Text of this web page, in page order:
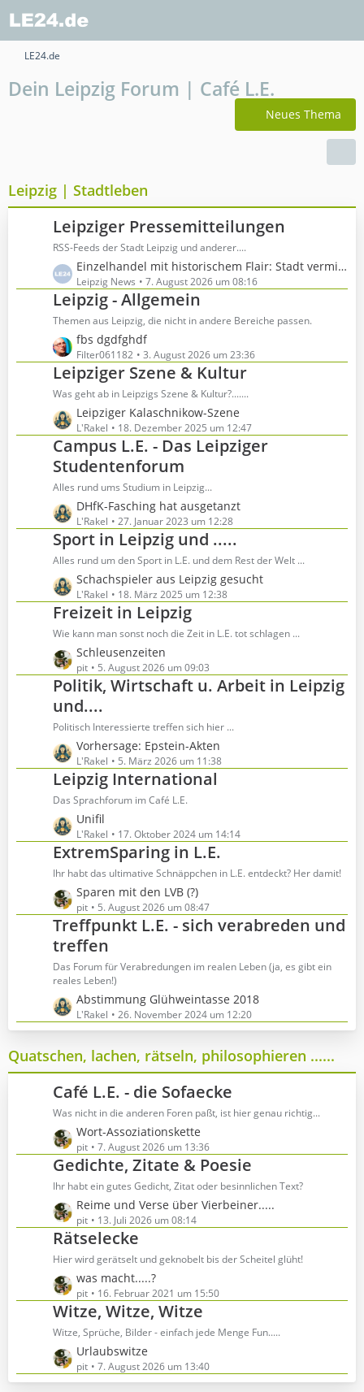
LE24.de
Dein Leipzig Forum | Café L.E.
Neues Thema
Leipzig | Stadtleben
Leipziger Pressemitteilungen
RSS-Feeds der Stadt Leipzig und anderer....
L
e
t
z
e
B
e
i
t
r
ä
g
e
Einzelhandel mit historischem Flair: Stadt vermietet zwei Ladengeschäfte im Alten Rathaus
Leipzig News 7. August 2026 um 08:16
Leipzig - Allgemein
Themen aus Leipzig, die nicht in andere Bereiche passen.
L
e
t
z
e
B
e
i
t
r
ä
g
e
fbs dgdfghdf
Filter061182 3. August 2026 um 23:36
Leipziger Szene & Kultur
Was geht ab in Leipzigs Szene & Kultur?.......
L
e
t
z
t
e
B
e
i
t
r
ä
g
e
Leipziger Kalaschnikow-Szene
L'Rakel 18. Dezember 2025 um 12:47
Campus L.E. - Das Leipziger
Studentenforum
Alles rund ums Studium in Leipzig...
L
e
t
z
e
B
e
i
t
r
ä
g
e
DHfK-Fasching hat ausgetanzt
L'Rakel 27. Januar 2023 um 12:28
Sport in Leipzig und .....
Alles rund um den Sport in L.E. und dem Rest der Welt ...
L
e
t
z
e
B
e
i
t
r
ä
g
e
Schachspieler aus Leipzig gesucht
L'Rakel 18. März 2025 um 12:38
Freizeit in Leipzig
Wie kann man sonst noch die Zeit in L.E. tot schlagen ...
L
e
t
z
t
e
B
e
i
t
r
ä
g
e
Schleusenzeiten
pit 5. August 2026 um 09:03
Politik, Wirtschaft u. Arbeit in Leipzig
und....
Politisch Interessierte treffen sich hier ...
L
e
t
z
e
B
e
i
t
r
ä
g
e
Vorhersage: Epstein-Akten
L'Rakel 5. März 2026 um 11:38
Leipzig International
Das Sprachforum im Café L.E.
L
e
t
z
e
B
e
i
t
r
ä
g
e
Unifil
L'Rakel 17. Oktober 2024 um 14:14
ExtremSparing in L.E.
Ihr habt das ultimative Schnäppchen in L.E. entdeckt? Her damit!
L
e
t
z
t
e
B
e
i
r
ä
g
e
Sparen mit den LVB (?)
pit 5. August 2026 um 08:47
Treffpunkt L.E. - sich verabreden und
treffen
Das Forum für Verabredungen im realen Leben (ja, es gibt ein
reales Leben!)
L
e
t
z
t
B
e
i
t
r
g
e
Abstimmung Glühweintasse 2018
L'Rakel 26. November 2024 um 12:20
Quatschen, lachen, rätseln, philosophieren ......
Café L.E. - die Sofaecke
Was nicht in die anderen Foren paßt, ist hier genau richtig...
L
e
t
z
e
B
e
i
t
r
ä
g
Wort-Assoziationskette
pit 7. August 2026 um 13:36
Gedichte, Zitate & Poesie
Ihr habt ein gutes Gedicht, Zitat oder besinnlichen Text?
L
e
t
z
e
B
e
i
t
r
ä
Reime und Verse über Vierbeiner.....
pit 13. Juli 2026 um 08:14
Rätselecke
Hier wird gerätselt und geknobelt bis der Scheitel glüht!
L
e
t
z
e
B
was macht.....?
pit 16. Februar 2021 um 15:50
Witze, Witze, Witze
Witze, Sprüche, Bilder - einfach jede Menge Fun.....
L
e
t
Urlaubswitze
pit 7. August 2026 um 13:40